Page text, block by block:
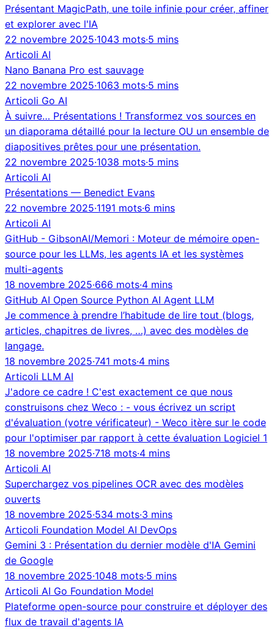
Présentant MagicPath, une toile infinie pour créer, affiner
et explorer avec l'IA
22 novembre 2025·1043 mots·5 mins
Articoli AI
Nano Banana Pro est sauvage
22 novembre 2025·1063 mots·5 mins
Articoli Go AI
À suivre… Présentations ! Transformez vos sources en
un diaporama détaillé pour la lecture OU un ensemble de
diapositives prêtes pour une présentation.
22 novembre 2025·1038 mots·5 mins
Articoli AI
Présentations — Benedict Evans
22 novembre 2025·1191 mots·6 mins
Articoli AI
GitHub - GibsonAI/Memori : Moteur de mémoire open-
source pour les LLMs, les agents IA et les systèmes
multi-agents
18 novembre 2025·666 mots·4 mins
GitHub AI Open Source Python AI Agent LLM
Je commence à prendre l’habitude de lire tout (blogs,
articles, chapitres de livres, …) avec des modèles de
langage.
18 novembre 2025·741 mots·4 mins
Articoli LLM AI
J'adore ce cadre ! C'est exactement ce que nous
construisons chez Weco : - vous écrivez un script
d'évaluation (votre vérificateur) - Weco itère sur le code
pour l'optimiser par rapport à cette évaluation Logiciel 1
18 novembre 2025·718 mots·4 mins
Articoli AI
Superchargez vos pipelines OCR avec des modèles
ouverts
18 novembre 2025·534 mots·3 mins
Articoli Foundation Model AI DevOps
Gemini 3 : Présentation du dernier modèle d'IA Gemini
de Google
18 novembre 2025·1048 mots·5 mins
Articoli AI Go Foundation Model
Plateforme open-source pour construire et déployer des
flux de travail d'agents IA